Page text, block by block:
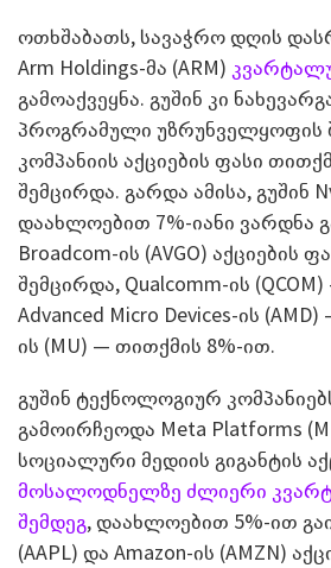
ოთხშაბათს, სავაჭრო დღის
Arm Holdings-მა (ARM)
გამოაქვეყნა. გუშინ კი
პროგრამული უზრუნველყოფის
კომპანიის აქციების ფასი
შემცირდა. გარდა ამისა, გუშინ
დაახლოებით 7%-იანი ვარდნა
Broadcom-ის (AVGO) აქციების
შემცირდა, Qualcomm-ის
Advanced Micro Devices-ის
ის (MU) — თითქმის 8%-ით.
გუშინ ტექნოლოგიურ
გამოირჩეოდა Meta Platforms
სოციალური მედიის გიგანტის
მოსალოდნელზე ძლიერი
შემდეგ, დაახლოებით 5%-ით
(AAPL) და Amazon-ის (AMZN)